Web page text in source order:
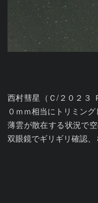
西村彗星（Ｃ/２０２３
０ｍｍ相当にトリミング
薄雲が散在する状況で
双眼鏡でギリギリ確認、